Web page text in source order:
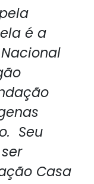
é a
Seu
Casa